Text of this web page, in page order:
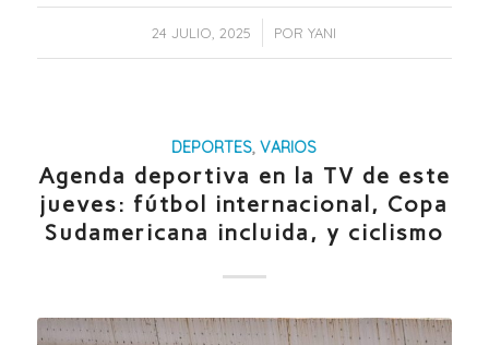
24 JULIO, 2025
/ PORYANI
DEPORTES,VARIOS
Agenda deportiva en la TV de este
jueves: fútbol internacional, Copa
Sudamericana incluida, y ciclismo